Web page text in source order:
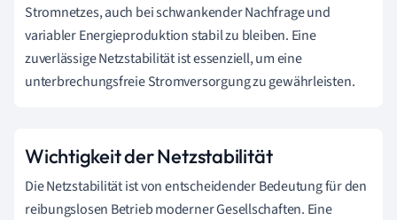
Stromnetzes, auch bei schwankender Nachfrage und
variabler Energieproduktion stabil zu bleiben. Eine
zuverlässige Netzstabilität ist essenziell, um eine
unterbrechungsfreie Stromversorgung zu gewährleisten.
Wichtigkeit der Netzstabilität
Die Netzstabilität ist von entscheidender Bedeutung für den
reibungslosen Betrieb moderner Gesellschaften. Eine